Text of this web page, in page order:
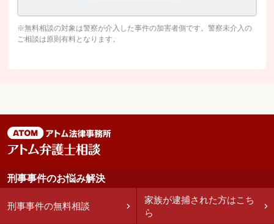
※無料相談の対象は警察が介入した事件の加害者側です。警察未介入の
ご相談は原則有料となります。
刑事事件のお悩み解決
刑事事件の無料相談
家族が逮捕された方はこち
ら